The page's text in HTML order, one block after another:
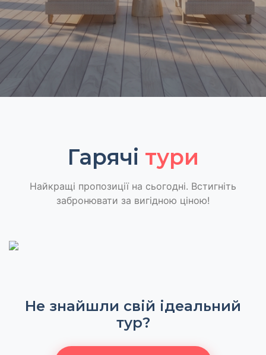
Гарячі тури
Найкращі пропозиції на сьогодні. Встигніть
забронювати за вигідною ціною!
Не знайшли свій ідеальний
тур?